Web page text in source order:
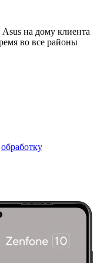
на дому клиента
во все районы
обработку